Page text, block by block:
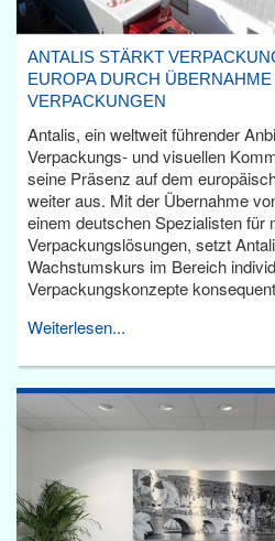
ANTALIS STÄRKT
EUROPA DURCH
VERPACKUNGEN
Antalis, ein weltweit führender
Verpackungs- und visuellen
seine Präsenz auf dem
weiter aus. Mit der Übernahme
einem deutschen Spezialisten für
Verpackungslösungen, setzt
Wachstumskurs im Bereich
Verpackungskonzepte
Weiterlesen...